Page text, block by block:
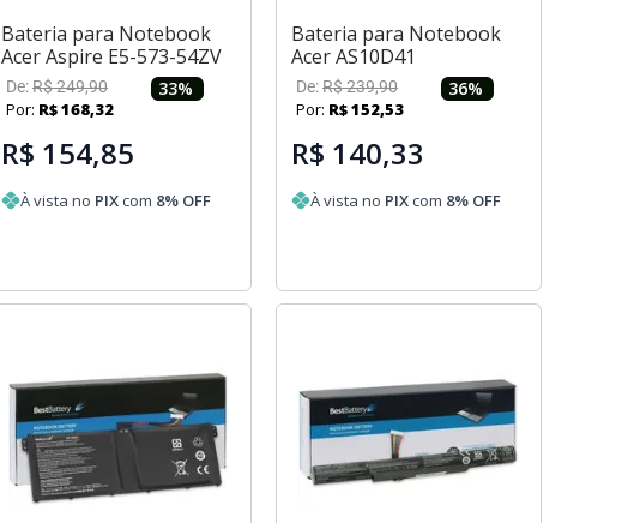
Bateria para Notebook
Acer Aspire E5-573-54ZV
De:R$249,90 33%
Por: R$168,32
R$ 154,85
À vista no PIXcom 8% OFF
Bateria para Notebook
Acer AS10D41
De:R$239,90 36%
Por: R$152,53
R$ 140,33
À vista no PIXcom 8% OFF